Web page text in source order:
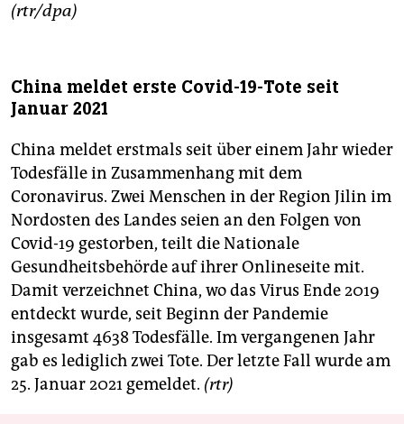
(rtr/dpa)
China meldet erste Covid-19-Tote seit
Januar 2021
China meldet erstmals seit über einem Jahr wieder
Todesfälle in Zusammenhang mit dem
Coronavirus. Zwei Menschen in der Region Jilin im
Nordosten des Landes seien an den Folgen von
Covid-19 gestorben, teilt die Nationale
Gesundheitsbehörde auf ihrer Onlineseite mit.
Damit verzeichnet China, wo das Virus Ende 2019
entdeckt wurde, seit Beginn der Pandemie
insgesamt 4638 Todesfälle. Im vergangenen Jahr
gab es lediglich zwei Tote. Der letzte Fall wurde am
25. Januar 2021 gemeldet. (rtr)